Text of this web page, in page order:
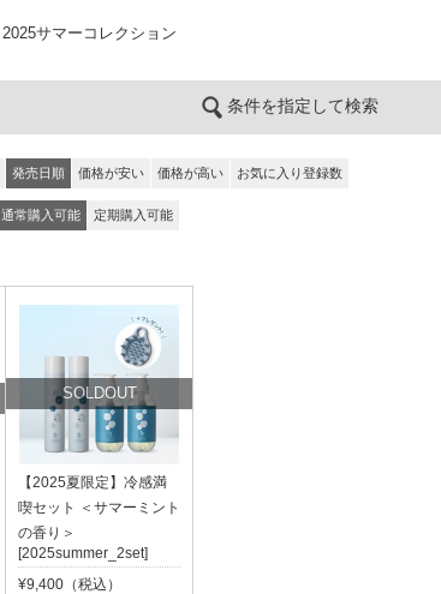
2025サマーコレクション
条件を指定して検索
発売日順 価格が安い 価格が高い お気に入り登録数
通常購入可能 定期購入可能
SOLDOUT
【2025夏限定】冷感満
喫セット ＜サマーミント
の香り＞
[2025summer_2set]
¥9,400（税込）